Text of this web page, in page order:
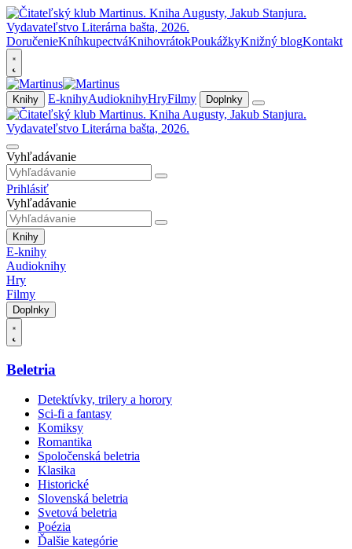
DoručenieKníhkupectváKnihovrátokPoukážkyKnižný blogKontakt
Knihy E-knihyAudioknihyHryFilmy Doplnky
Vyhľadávanie
Prihlásiť
Vyhľadávanie
Knihy
E-knihy
Audioknihy
Hry
Filmy
Doplnky
Beletria
Detektívky, trilery a horory
Sci-fi a fantasy
Komiksy
Romantika
Spoločenská beletria
Klasika
Historické
Slovenská beletria
Svetová beletria
Poézia
Ďalšie kategórie